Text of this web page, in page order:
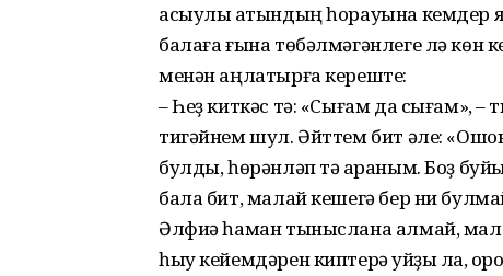
асыулы ҡатындың һорауына кемдер
балаға ғына төбәлмә­гәнлеге лә көн
менән аңлатырға кереште:
– Һеҙ киткәс тә: «Сығам да сығам», –
тигәйнем шул. Әйттем бит әле:
булды, һөрәнләп тә ҡараным. Боҙ
бала бит, малай кешегә бер ни
Әлфиә һаман тыныслана алмай,
һыу кейемдәрен киптерә ҡуйҙы ла,